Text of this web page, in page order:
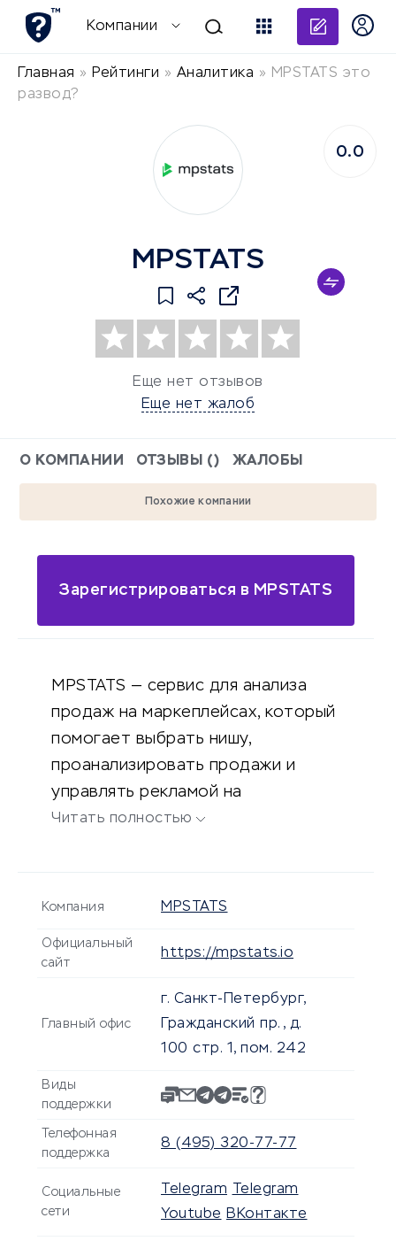
Компании
Главная » Рейтинги » Аналитика » MPSTATS это
развод?
MPSTATS
Еще нет отзывов
Еще нет жалоб
0.0
О КОМПАНИИ ОТЗЫВЫ () ЖАЛОБЫ
Похожие компании
Зарегистрироваться в MPSTATS
MPSTATS — сервис для анализа
продаж на маркеплейсах, который
помогает выбрать нишу,
проанализировать продажи и
управлять рекламой на
платформах.
Читать полностью
Компания MPSTATS
Официальный
сайт
https://mpstats.io
Главный офис
г. Санкт-Петербург,
Гражданский пр., д.
100 стр. 1, пом. 242
Виды
поддержки
Телефонная
поддержка
8 (495) 320-77-77
Социальные
сети
Telegram
Telegram
Youtube ВКонтакте